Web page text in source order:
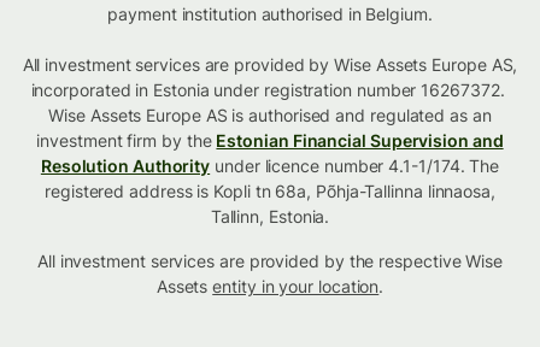
payment institution authorised in Belgium.
All investment services are provided by Wise Assets Europe AS,
incorporated in Estonia under registration number 16267372.
Wise Assets Europe AS is authorised and regulated as an
investment firm by the Estonian Financial Supervision and
Resolution Authority under licence number 4.1-1/174. The
registered address is Kopli tn 68a, Põhja-Tallinna linnaosa,
Tallinn, Estonia.
All investment services are provided by the respective Wise
Assetsentity in your location.